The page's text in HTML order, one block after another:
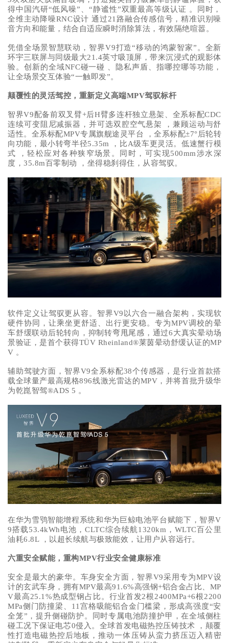
得中国汽研“低风噪”、“静谧性”双重最高等级认证 。同时，
全维主动降噪RNC设计 通过21路融合传感信号，精准识别噪
音方向和能量，结合自适应瞬时消除算法，有效隔绝喧嚣。
凭借全场景智慧联动，智界V9打造“移动的鸿蒙智家”。全新
环宇三联屏与同级最大21.4英寸吸顶屏，带来沉浸式的观影体
验。创新的全域NFC碰一碰 、隐私声盾、指哪控哪等功能，
让全场景交互体验“一触即发”。
颠覆性的灵活驾控，重新定义高端MPV驾驭标杆
智界V9配备前双叉臂+后H臂多连杆独立悬架、全系标配CDC
连续可变阻尼减振器，并可选双腔空气悬架 ，兼顾运动与舒
适性。全系标配MPV专属旗舰途灵平台 ，全系标配±7°后轮转
向功能，最小转弯半径5.35m ，比A级车更灵活。低速蟹行模
式 ，轻松应对各种狭窄场景。同时，可实现500mm涉水深
度，35.8m百零制动 ，坐得稳刹得住，从容驾驭。
软件定义让驾驭更从容。智界V9以六合一融合架构，实现软
硬件协同，让乘坐更舒适、出行更安稳。专为MPV调校的晕
车舒缓联动后轮转向，抑制转弯甩尾感，通过6大真实晕动场
景验证，是首个获得TÜV Rheinland®莱茵晕动舒缓认证的MP
V 。
辅助驾驶方面，智界V9全系标配38个传感器，是行业首款搭
载全球量产最高规格896线激光雷达的MPV，并将首批升级华
为乾崑智驾®ADS 5 。
在华为雪鸮智能增程系统和华为巨鲸电池平台赋能下，智界V
9搭载53.4kWh电池，CLTC综合续航1320km，WLTC百公里
油耗6.8L ，以超长续航与极致能效，让用户从容远行。
六重安全赋能，重构MPV行业安全健康标准
安全是最大的豪华。车身安全方面，智界V9采用专为MPV设
计的玄武车身，拥有MPV最高91.6%高强钢+铝合金占比、MP
V最高25.1%热成型钢占比。行业首发2根2400MPa+6根2200
MPa侧门防撞梁、11宫格吸能铝合金门槛梁，形成高强度“安
全笼”，提升侧碰防护。同时专属电池防撞护甲，在全域侧柱
碰工况下保证电芯0侵入。全球首发电磁热控压铸技术 ，颠覆
性打造电磁热控后地板，推动一体压铸从蛮力挤压迈入精密